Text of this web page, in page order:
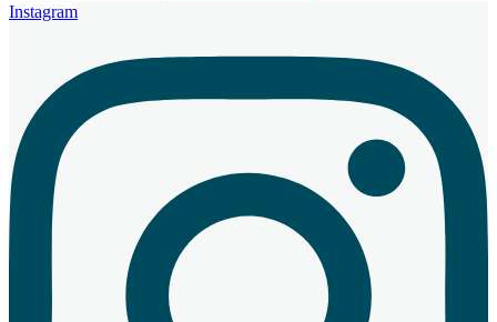
Instagram